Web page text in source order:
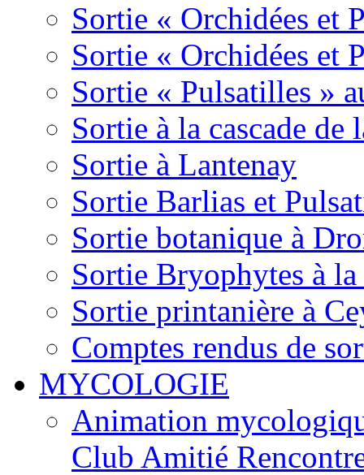
Sortie « Orchidées et
Sortie « Orchidées et
Sortie « Pulsatilles »
Sortie à la cascade de
Sortie à Lantenay
Sortie Barlias et
Sortie botanique à
Sortie Bryophytes à la
Sortie printanière à
Comptes rendus de
MYCOLOGIE
Animation
Club Amitié